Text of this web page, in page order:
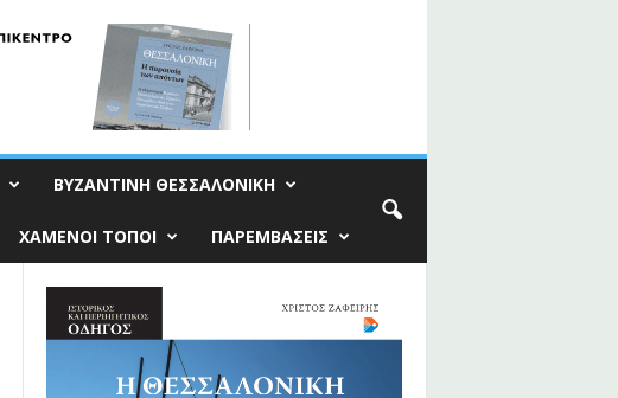
ΒΥΖΑΝΤΙΝΗ ΘΕΣΣΑΛΟΝΙΚΗ
ΧΑΜΕΝΟΙ ΤΟΠΟΙ ΠΑΡΕΜΒΑΣΕΙΣ